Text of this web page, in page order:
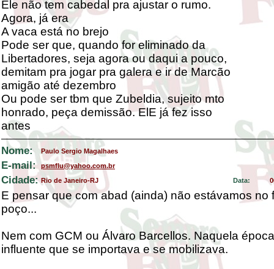
Ele não tem cabedal pra ajustar o rumo.
Agora, já era
A vaca está no brejo
Pode ser que, quando for eliminado da
Libertadores, seja agora ou daqui a pouco,
demitam pra jogar pra galera e ir de Marcão
amigão até dezembro
Ou pode ser tbm que Zubeldia, sujeito mto
honrado, peça demissão. ElE já fez isso
antes
Nome: Paulo Sergio Magalhaes
E-mail: psmflu@yahoo.com.br
Cidade: Rio de Janeiro-RJ Data:
E pensar que com abad (ainda) não estávamos no
poço...
Nem com GCM ou Álvaro Barcellos. Naquela
influente que se importava e se mobilizava.